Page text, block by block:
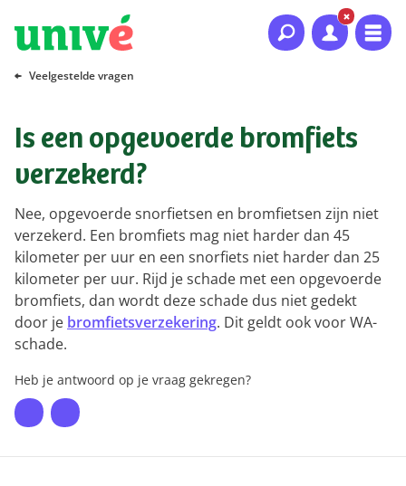
Naar hoofdinhoud
Naar hoofdnavigatie
Naar footer
Veelgestelde vragen
Is een opgevoerde bromfiets
verzekerd?
Nee, opgevoerde snorfietsen en bromfietsen zijn niet
verzekerd. Een bromfiets mag niet harder dan 45
kilometer per uur en een snorfiets niet harder dan 25
kilometer per uur. Rijd je schade met een opgevoerde
bromfiets, dan wordt deze schade dus niet gedekt
door je bromfietsverzekering. Dit geldt ook voor WA-
schade.
Heb je antwoord op je vraag gekregen?